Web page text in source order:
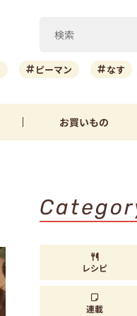
ピーマン なす
お買いもの
レシピ
連載